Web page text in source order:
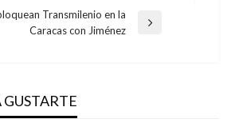
Transmilenio en la
Caracas con Jiménez
27, 2019